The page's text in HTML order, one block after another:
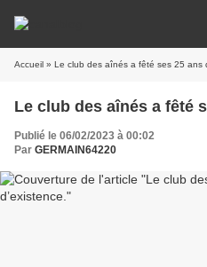
Accueil » Le club des aînés a fêté ses 25 ans
Le club des aînés a fêté
Publié le 06/02/2023 à 00:02
Par GERMAIN64220